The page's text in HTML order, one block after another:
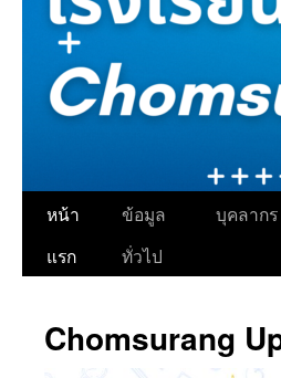
ข้าม
ไป
เนื้อหา
หน้า
แรก
ข้อมูล
ทั่วไป
บุคลากร
Chomsurang